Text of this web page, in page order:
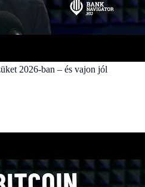
2026-ban – és vajon jól